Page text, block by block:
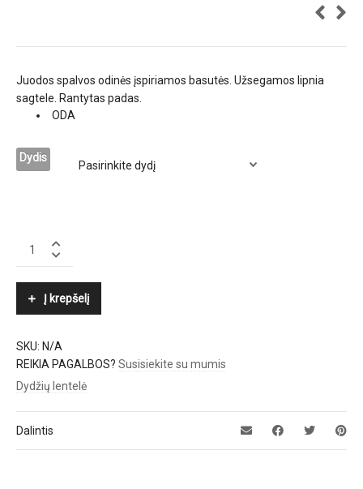
Juodos spalvos odinės įspiriamos basutės. Užsegamos lipnia
sagtele. Rantytas padas.
ODA
Dydis
KENNEL
Į krepšelį
SKU: N/A
REIKIA PAGALBOS? Susisiekite su mumis
Dydžių lentelė
Dalintis